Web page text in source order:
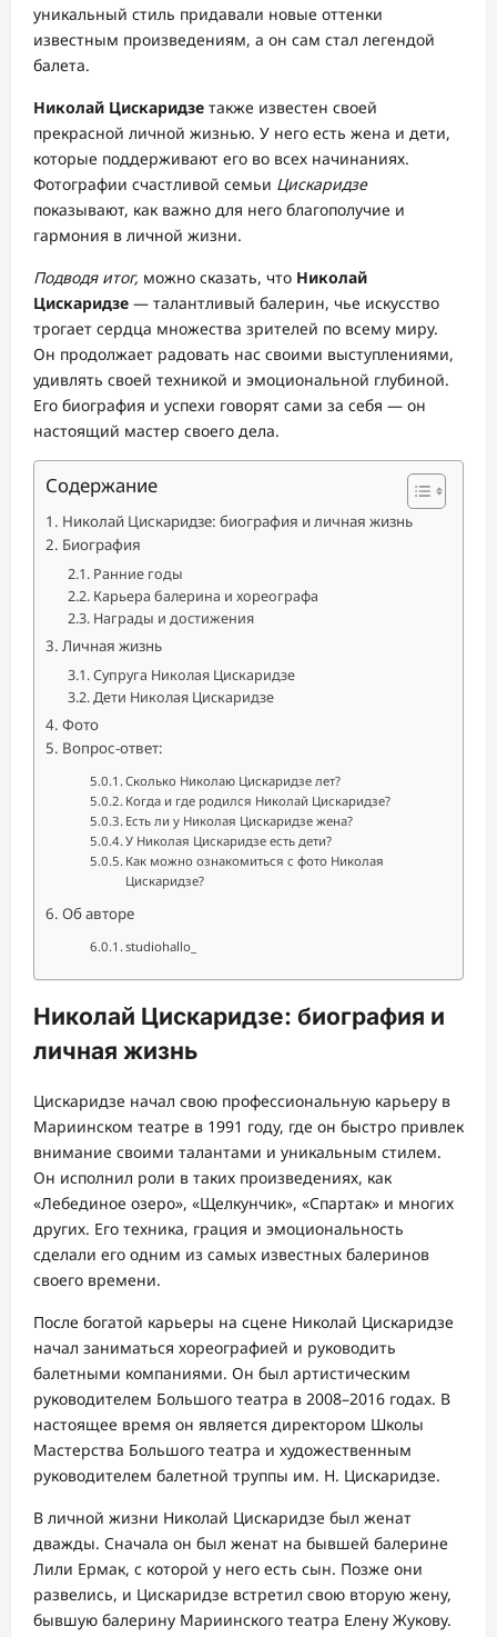
уникальный стиль придавали новые оттенки
известным произведениям, а он сам стал легендой
балета.
Николай Цискаридзе также известен своей
прекрасной личной жизнью. У него есть жена и дети,
которые поддерживают его во всех начинаниях.
Фотографии счастливой семьи Цискаридзе
показывают, как важно для него благополучие и
гармония в личной жизни.
Подводя итог, можно сказать, что Николай
Цискаридзе — талантливый балерин, чье искусство
трогает сердца множества зрителей по всему миру.
Он продолжает радовать нас своими выступлениями,
удивлять своей техникой и эмоциональной глубиной.
Его биография и успехи говорят сами за себя — он
настоящий мастер своего дела.
Содержание
Николай Цискаридзе: биография и личная жизнь
Биография
Ранние годы
Карьера балерина и хореографа
Награды и достижения
Личная жизнь
Супруга Николая Цискаридзе
Дети Николая Цискаридзе
Фото
Вопрос-ответ:
Сколько Николаю Цискаридзе лет?
Когда и где родился Николай Цискаридзе?
Есть ли у Николая Цискаридзе жена?
У Николая Цискаридзе есть дети?
Как можно ознакомиться с фото Николая
Цискаридзе?
Об авторе
studiohallo_
Николай Цискаридзе: биография и
личная жизнь
Цискаридзе начал свою профессиональную карьеру в
Мариинском театре в 1991 году, где он быстро привлек
внимание своими талантами и уникальным стилем.
Он исполнил роли в таких произведениях, как
«Лебединое озеро», «Щелкунчик», «Спартак» и многих
других. Его техника, грация и эмоциональность
сделали его одним из самых известных балеринов
своего времени.
После богатой карьеры на сцене Николай Цискаридзе
начал заниматься хореографией и руководить
балетными компаниями. Он был артистическим
руководителем Большого театра в 2008–2016 годах. В
настоящее время он является директором Школы
Мастерства Большого театра и художественным
руководителем балетной труппы им. Н. Цискаридзе.
В личной жизни Николай Цискаридзе был женат
дважды. Сначала он был женат на бывшей балерине
Лили Ермак, с которой у него есть сын. Позже они
развелись, и Цискаридзе встретил свою вторую жену,
бывшую балерину Мариинского театра Елену Жукову.